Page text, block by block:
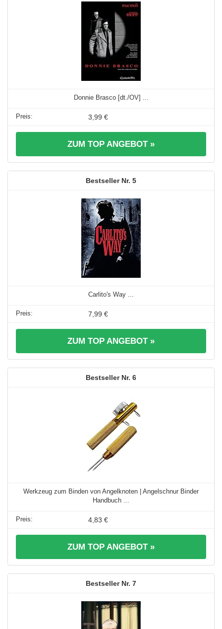
Donnie Brasco [dt./OV] ...
3,99 €
ZUM TOP ANGEBOT »
5
Carlito's Way ...
7,99 €
ZUM TOP ANGEBOT »
6
Werkzeug zum Binden von Angelknoten | Angelschnur Binder
Handbuch ...
4,83 €
ZUM TOP ANGEBOT »
7